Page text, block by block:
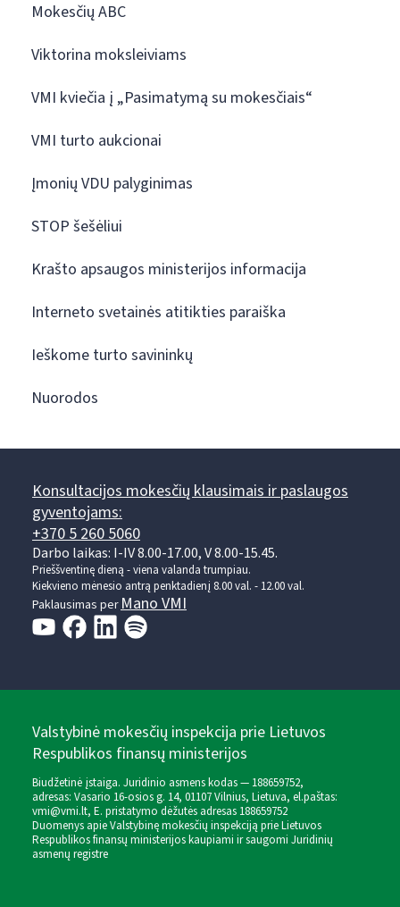
Mokesčių ABC
Viktorina moksleiviams
VMI kviečia į „Pasimatymą su mokesčiais“
VMI turto aukcionai
Įmonių VDU palyginimas
STOP šešėliui
Krašto apsaugos ministerijos informacija
Interneto svetainės atitikties paraiška
Ieškome turto savininkų
Nuorodos
Konsultacijos mokesčių klausimais ir paslaugos
gyventojams:
+370 5 260 5060
Darbo laikas: I-IV 8.00-17.00, V 8.00-15.45.
Prieššventinę dieną - viena valanda trumpiau.
Kiekvieno mėnesio antrą penktadienį 8.00 val. - 12.00 val.
Paklausimas perMano VMI
Valstybinė mokesčių inspekcija prie Lietuvos
Respublikos finansų ministerijos
Biudžetinė įstaiga. Juridinio asmens kodas — 188659752,
adresas: Vasario 16-osios g. 14, 01107 Vilnius, Lietuva, el.paštas:
vmi@vmi.lt, E. pristatymo dėžutės adresas 188659752
Duomenys apie Valstybinę mokesčių inspekciją prie Lietuvos
Respublikos finansų ministerijos kaupiami ir saugomi Juridinių
asmenų registre